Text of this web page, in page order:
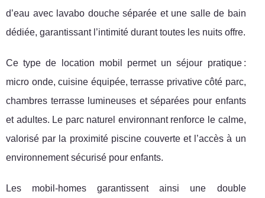
d’eau avec lavabo douche séparée et une salle de bain
dédiée, garantissant l’intimité durant toutes les nuits offre.
Ce type de location mobil permet un séjour pratique :
micro onde, cuisine équipée, terrasse privative côté parc,
chambres terrasse lumineuses et séparées pour enfants
et adultes. Le parc naturel environnant renforce le calme,
valorisé par la proximité piscine couverte et l’accès à un
environnement sécurisé pour enfants.
Les mobil-homes garantissent ainsi une double